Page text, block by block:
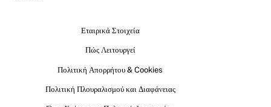
Εταιρικά Στοιχεία
Πώς Λειτουργεί
Πολιτική Απορρήτου & Cookies
Πολιτική Πλουραλισμού και Διαφάνειας